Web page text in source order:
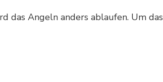
das Angeln anders ablaufen. Um das